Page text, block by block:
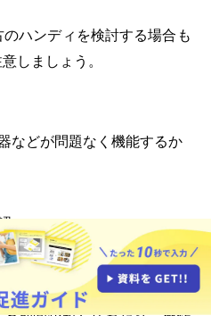
ハンディを検討する場合も
しましょう。
などが問題なく機能するか
ックなどの情報を正確に確
テムのアップデートに対応